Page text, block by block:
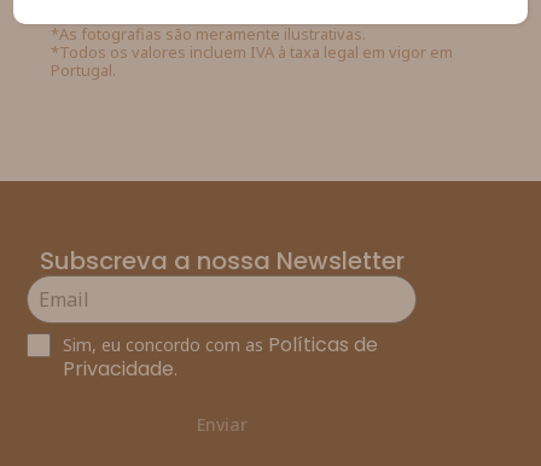
*As fotografias são meramente ilustrativas.
*Todos os valores incluem IVA à taxa legal em vigor em
Portugal.
Subscreva a nossa Newsletter
Sim, eu concordo com as Políticas de
Privacidade.
Enviar